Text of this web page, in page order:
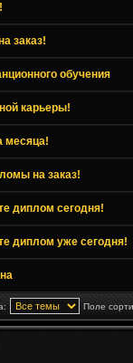
заказ!
обучения
карьеры!
месяца!
на заказ!
диплом сегодня!
диплом уже сегодня!
Поле